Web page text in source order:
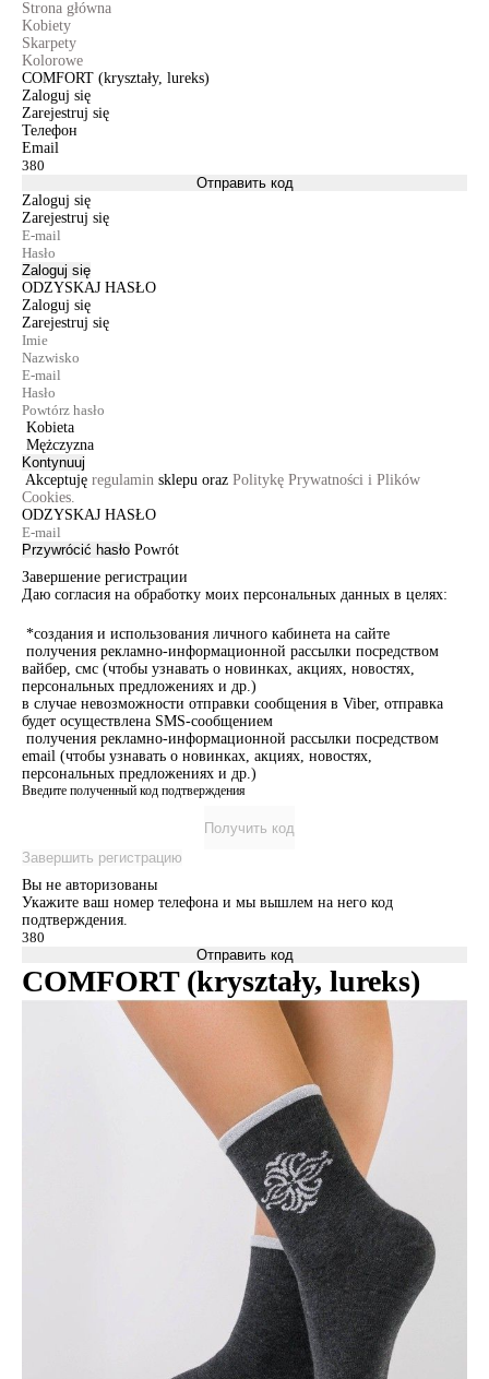
Strona główna
Kobiety
Skarpety
Kolorowe
COMFORT (kryształy, lureks)
Zaloguj się
Zarejestruj się
Телефон
Email
Отправить код
Zaloguj się
Zarejestruj się
Zaloguj się
ODZYSKAJ HASŁO
Zaloguj się
Zarejestruj się
Kobieta
Mężczyzna
Kontynuuj
Akceptuję regulamin sklepu oraz Politykę Prywatności i Plików
Cookies.
ODZYSKAJ HASŁO
Przywrócić hasło Powrót
Завершение регистрации
Даю согласия на обработку моих персональных данных в целях:
*создания и использования личного кабинета на сайте
получения рекламно-информационной рассылки посредством
вайбер, смс (чтобы узнавать о новинках, акциях, новостях,
персональных предложениях и др.)
в случае невозможности отправки сообщения в Viber, отправка
будет осуществлена SMS-сообщением
получения рекламно-информационной рассылки посредством
email (чтобы узнавать о новинках, акциях, новостях,
персональных предложениях и др.)
Введите полученный код подтверждения
Получить код
Завершить регистрацию
Вы не авторизованы
Укажите ваш номер телефона и мы вышлем на него код
подтверждения.
Отправить код
COMFORT (kryształy, lureks)